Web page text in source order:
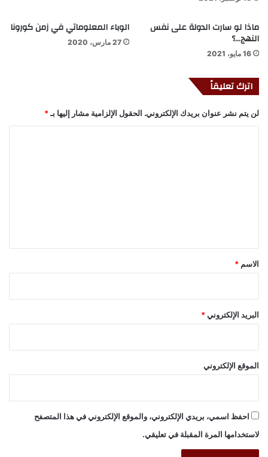
ماذا لو سارت الدولة على نفس
النهج…؟
16 مايو، 2021
الوباء المعلوماتي في زمن كورونا
27 مارس، 2020
اترك تعليقاً
لن يتم نشر عنوان بريدك الإلكتروني. الحقول الإلزامية مشار إليها بـ *
*
الاسم *
البريد الإلكتروني *
الموقع الإلكتروني
احفظ اسمي، بريدي الإلكتروني، والموقع الإلكتروني في هذا المتصفح
لاستخدامها المرة المقبلة في تعليقي.